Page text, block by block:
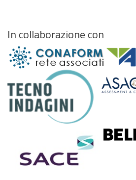
In collaborazione con